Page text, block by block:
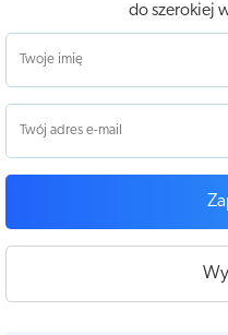
do szerokiej